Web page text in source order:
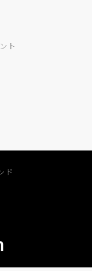
ト
ド